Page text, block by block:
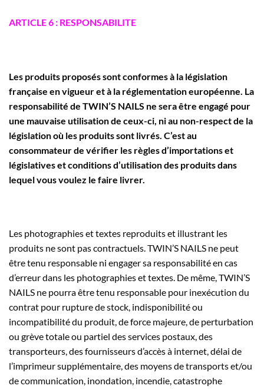
ARTICLE 6 : RESPONSABILITE
Les produits proposés sont conformes à la législation
française en vigueur et à la réglementation européenne. La
responsabilité de TWIN’S NAILS ne sera être engagé pour
une mauvaise utilisation de ceux-ci, ni au non-respect de la
législation où les produits sont livrés. C’est au
consommateur de vérifier les règles d’importations et
législatives et conditions d’utilisation des produits dans
lequel vous voulez le faire livrer.
Les photographies et textes reproduits et illustrant les
produits ne sont pas contractuels.TWIN’S NAILS ne peut
être tenu responsable ni engager sa responsabilité en cas
d’erreur dans les photographies et textes. De même,TWIN’S
NAILS ne pourra être tenu responsable pour inexécution du
contrat pour rupture de stock, indisponibilité ou
incompatibilité du produit, de force majeure, de perturbation
ou grève totale ou partiel des services postaux, des
transporteurs, des fournisseurs d’accès à internet, délai de
l’imprimeur supplémentaire, des moyens de transports et/ou
de communication, inondation, incendie, catastrophe